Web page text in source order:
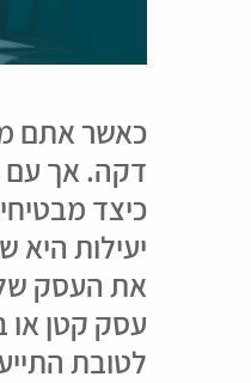
כאשר אתם
דקה. אך עם
כיצד
יעילות
את העסק
עסק קטן או
לטובת